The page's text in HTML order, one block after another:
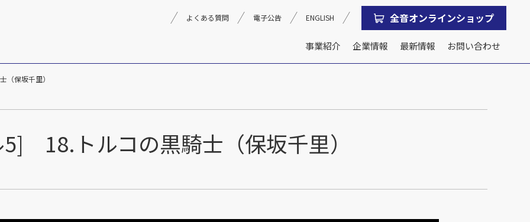
事業紹介
音楽教育
文化箏音楽振興会
企業情報 最新情報 お問い合わせ
よくある質問 電子公告 ENGLISH 全音オンラインショップ
保坂千里）
18.トルコの黒騎士（保坂千里）